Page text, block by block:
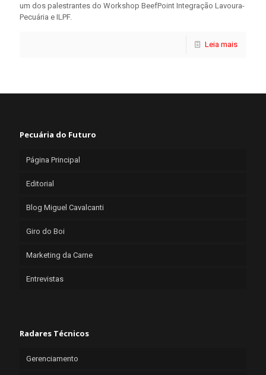
um dos palestrantes do Workshop BeefPoint Integração Lavoura-
Pecuária e ILPF.
Leia mais
Pecuária do Futuro
Página Principal
Editorial
Blog Miguel Cavalcanti
Giro do Boi
Marketing da Carne
Entrevistas
Radares Técnicos
Gerenciamento